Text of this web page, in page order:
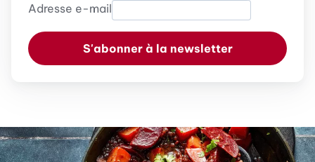
Adresse e-mail
S'abonner à la newsletter